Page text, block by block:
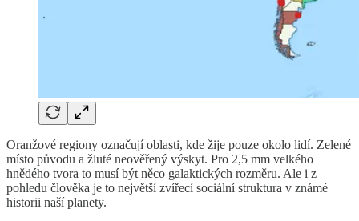
Oranžové regiony označují oblasti, kde žije pouze okolo lidí. Zelené
místo původu a žluté neověřený výskyt. Pro 2,5 mm velkého
hnědého tvora to musí být něco galaktických rozměru. Ale i z
pohledu člověka je to největší zvířecí sociální struktura v známé
historii naší planety.